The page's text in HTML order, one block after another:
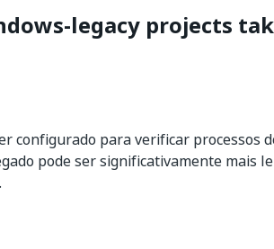
legacy projects
configurado para verificar processos
pode ser significativamente mais